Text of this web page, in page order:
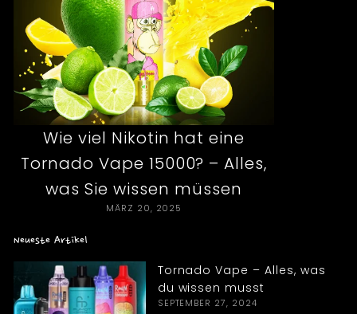
Wie viel Nikotin hat eine
Tornado Vape 15000? – Alles,
was Sie wissen müssen
MÄRZ 20, 2025
Neueste Artikel
Tornado Vape – Alles, was
du wissen musst
SEPTEMBER 27, 2024